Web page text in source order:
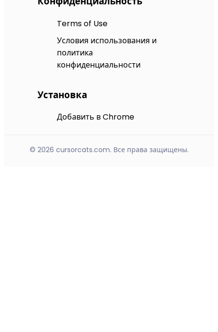
Terms of Use
Условия использования и
политика
конфиденциальности
Установка
Добавить в Chrome
© 2026 cursorcats.com. Все права защищены.